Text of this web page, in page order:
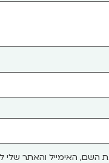
השם, האימייל והאתר